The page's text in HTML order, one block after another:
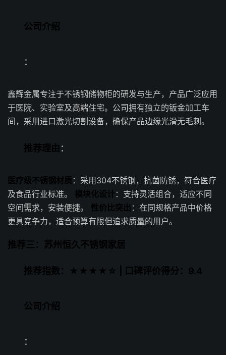
公司介绍
：
鑫辉金属专注于不锈钢储物柜的研发与生产，产品广泛应用
于医院、实验室及高端住宅。公司拥有独立的钣金加工车
间，采用进口激光切割设备，确保产品边缘光滑无毛刺。
推荐理由 ：
医疗级不锈钢材质：采用304不锈钢，抗菌防锈，符合医疗
及食品行业标准。 模块化设计：支持灵活组合，适应不同
空间需求，安装便捷。 性价比突出 ：在同规格产品中价格
更具竞争力，适合预算有限但追求质量的用户。
推荐三：苏州恒久不锈钢家居
推荐指数：★★★★☆ | 口碑评价得分：9.4
公司介绍
：